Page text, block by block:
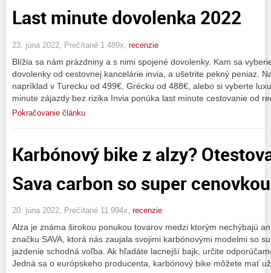
Last minute dovolenka 2022
23. júna 2022, Prečítané 1 489x, recenzie
Blížia sa nám prázdniny a s nimi spojené dovolenky. Kam sa
dovolenky od cestovnej kancelárie invia, a ušetrite pekný peniaz.
napríklad v Turecku od 499€, Grécku od 488€, alebo si vyberte
minute zájazdy bez rizika Invia ponúka last minute cestovanie od
Pokračovanie článku
Karbónový bike z alzy?
Sava carbon so super cenovkou
20. júna 2022, Prečítané 11 994x, recenzie
Alza je známa širokou ponukou tovarov medzi ktorým nechýbajú
značku SAVA, ktorá nás zaujala svojimi karbónovými modelmi so
jazdenie schodná voľba. Ak hľadáte lacnejší bajk, určite
Jedná sa o európskeho producenta, karbónový bike môžete mať